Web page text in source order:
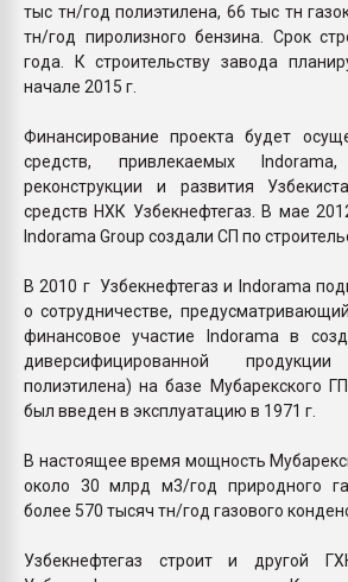
тыс тн/год полиэтилена, 66 тыс тн
тн/год пиролизного бензина. Срок
года. К строительству завода
начале 2015 г.
Финансирование проекта будет
средств, привлекаемых
реконструкции и развития
средств НХК Узбекнефтегаз. В мае
Indorama Group создали СП по
В 2010 г Узбекнефтегаз и Indorama
о сотрудничестве,
финансовое участие Indorama в
диверсифицированной
полиэтилена) на базе Мубарекского
был введен в эксплуатацию в 1971 г.
В настоящее время мощность
около 30 млрд м3/год природного
более 570 тысяч тн/год газового
Узбекнефтегаз строит и другой